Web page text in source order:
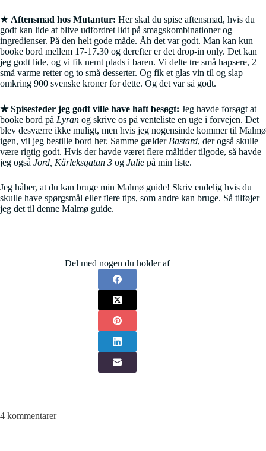
★ Aftensmad hos Mutantur: Her skal du spise aftensmad, hvis du
godt kan lide at blive udfordret lidt på smagskombinationer og
ingredienser. På den helt gode måde. Åh det var godt. Man kan kun
booke bord mellem 17-17.30 og derefter er det drop-in only. Det kan
jeg godt lide, og vi fik nemt plads i baren. Vi delte tre små hapsere, 2
små varme retter og to små desserter. Og fik et glas vin til og slap
omkring 900 svenske kroner for dette. Og det var så godt.
★ Spisesteder jeg godt ville have haft besøgt: Jeg havde forsøgt at
booke bord på Lyran og skrive os på venteliste en uge i forvejen. Det
blev desværre ikke muligt, men hvis jeg nogensinde kommer til Malmø
igen, vil jeg bestille bord her. Samme gælder Bastard, der også skulle
være rigtig godt. Hvis der havde været flere måltider tilgode, så havde
jeg også Jord, Kärleksgatan 3 og Julie på min liste.
Jeg håber, at du kan bruge min Malmø guide! Skriv endelig hvis du
skulle have spørgsmål eller flere tips, som andre kan bruge. Så tilføjer
jeg det til denne Malmø guide.
Del med nogen du holder af
4 kommentarer